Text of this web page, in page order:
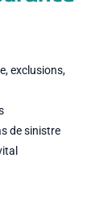
exclusions,
de sinistre